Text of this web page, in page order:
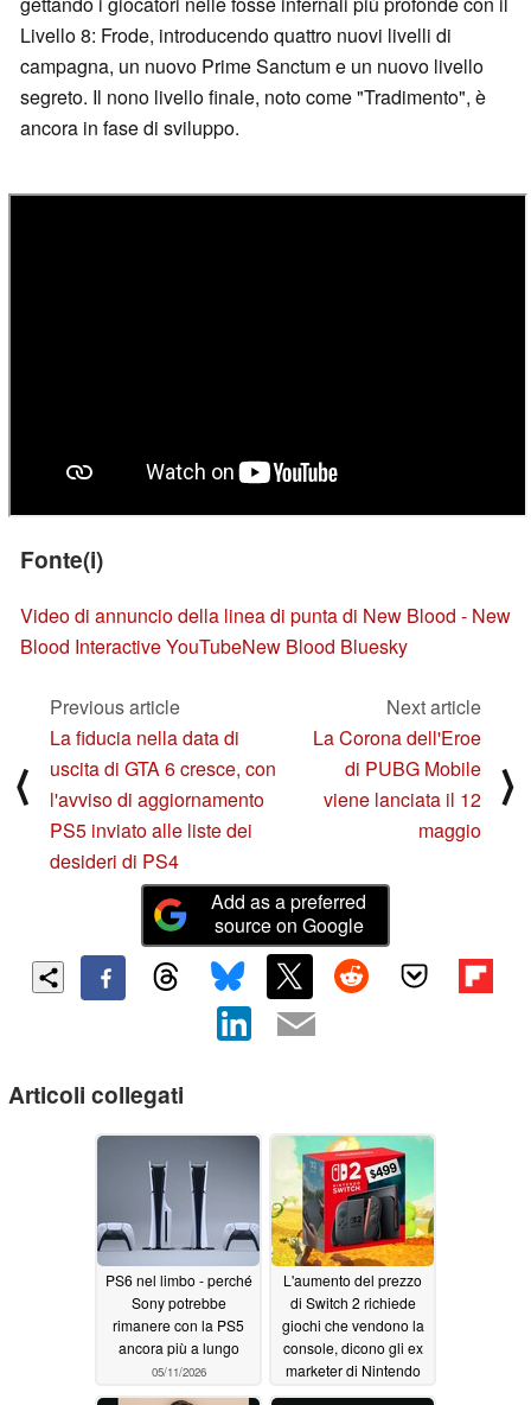
Livello 8: Frode, introducendo quattro nuovi livelli di
campagna, un nuovo Prime Sanctum e un nuovo livello
segreto. Il nono livello finale, noto come "Tradimento", è
ancora in fase di sviluppo.
Fonte(i)
Video di annuncio della linea di punta di New Blood - New
Blood Interactive YouTubeNew Blood Bluesky
⟨
Previous article
La fiducia nella data di
uscita di GTA 6 cresce, con
l'avviso di aggiornamento
PS5 inviato alle liste dei
desideri di PS4
Next article
La Corona dell'Eroe
di PUBG Mobile
viene lanciata il 12
maggio
⟩
Add as a preferred
source on Google
Articoli collegati
PS6 nel limbo - perché
Sony potrebbe
rimanere con la PS5
ancora più a lungo
05/11/2026
L'aumento del prezzo
di Switch 2 richiede
giochi che vendono la
console, dicono gli ex
marketer di Nintendo
05/09/2026